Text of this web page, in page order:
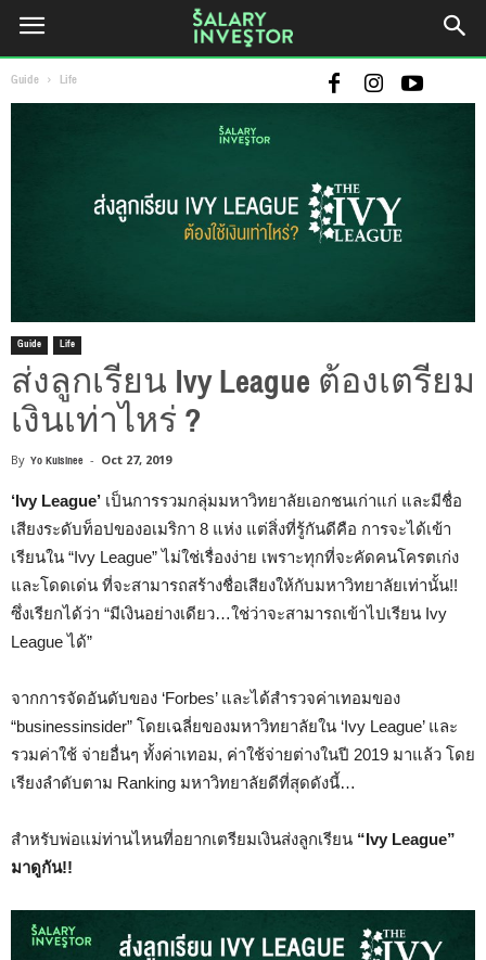
Guide Life
Guide Life
ส่งลูกเรียน Ivy League ต้องเตรียม
เงินเท่าไหร่ ?
By Yo Kulsinee - Oct 27, 2019
‘Ivy League’ เป็นการรวมกลุ่มมหาวิทยาลัยเอกชนเก่าแก่ และมีชื่อ
เสียงระดับท็อปของอเมริกา 8 แห่ง แต่สิ่งที่รู้กันดีคือ การจะได้เข้า
เรียนใน “Ivy League” ไม่ใช่เรื่องง่าย เพราะทุกที่จะคัดคนโครตเก่ง
และโดดเด่น ที่จะสามารถสร้างชื่อเสียงให้กับมหาวิทยาลัยเท่านั้น!!
ซึ่งเรียกได้ว่า “มีเงินอย่างเดียว…ใช่ว่าจะสามารถเข้าไปเรียน Ivy
League ได้”
จากการจัดอันดับของ ‘Forbes’ และได้สำรวจค่าเทอมของ
“businessinsider” โดยเฉลี่ยของมหาวิทยาลัยใน ‘Ivy League’ และ
รวมค่าใช้ จ่ายอื่นๆ ทั้งค่าเทอม, ค่าใช้จ่ายต่างในปี 2019 มาแล้ว โดย
เรียงลำดับตาม Ranking มหาวิทยาลัยดีที่สุดดังนี้…
สำหรับพ่อแม่ท่านไหนที่อยากเตรียมเงินส่งลูกเรียน “Ivy League”
มาดูกัน!!